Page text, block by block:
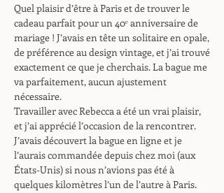
Quel plaisir d’être à Paris et de trouver le
cadeau parfait pour un 40ᵉ anniversaire de
mariage ! J’avais en tête un solitaire en opale,
de préférence au design vintage, et j’ai trouvé
exactement ce que je cherchais. La bague me
va parfaitement, aucun ajustement
nécessaire.
Travailler avec Rebecca a été un vrai plaisir,
et j’ai apprécié l’occasion de la rencontrer.
J’avais découvert la bague en ligne et je
l’aurais commandée depuis chez moi (aux
États-Unis) si nous n’avions pas été à
quelques kilomètres l’un de l’autre à Paris.